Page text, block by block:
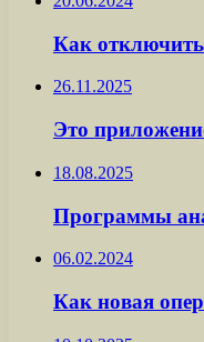
Как отключить
26.11.2025
Это
18.08.2025
Программы
06.02.2024
Как новая